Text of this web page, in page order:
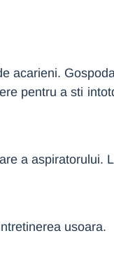
acarieni.
pentru a sti
a aspiratorului.
usoara.